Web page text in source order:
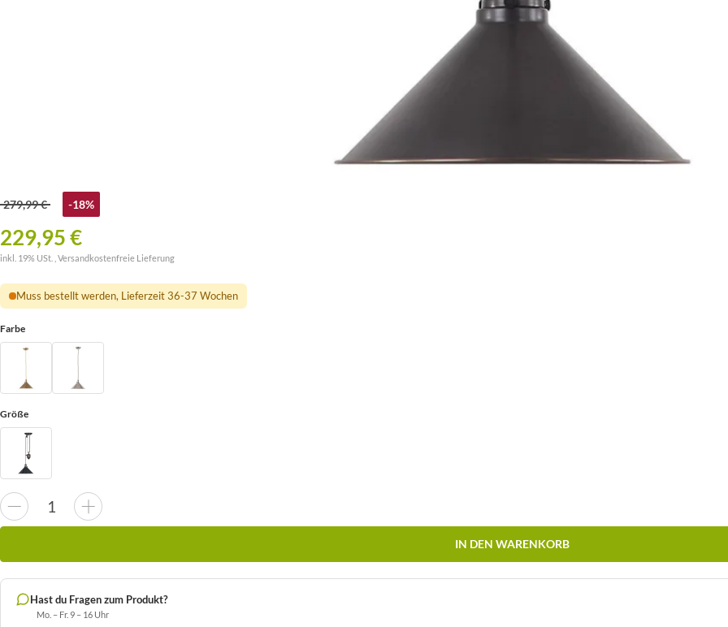
279,99 € -18%
229,95 €
inkl. 19% USt. , Versandkostenfreie Lieferung
Muss bestellt werden, Lieferzeit 36-37 Wochen
Farbe
Größe
IN DEN WARENKORB
Hast du Fragen zum Produkt?
Mo. – Fr. 9 – 16 Uhr